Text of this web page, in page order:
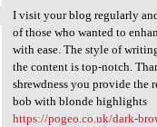
I visit your blog
I visit your blog regularly
of those who wanted to
with ease. The style of
the content is top-notch.
shrewdness you provide the
bob with blonde highlights
https://pogeo.co.uk/dark-